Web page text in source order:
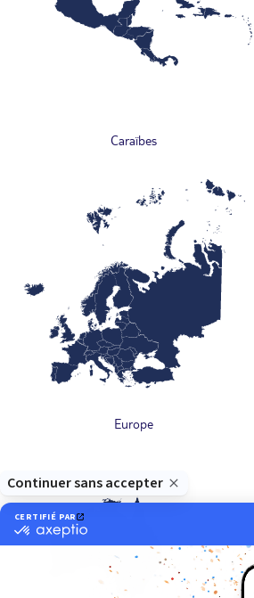
Caraïbes
Europe